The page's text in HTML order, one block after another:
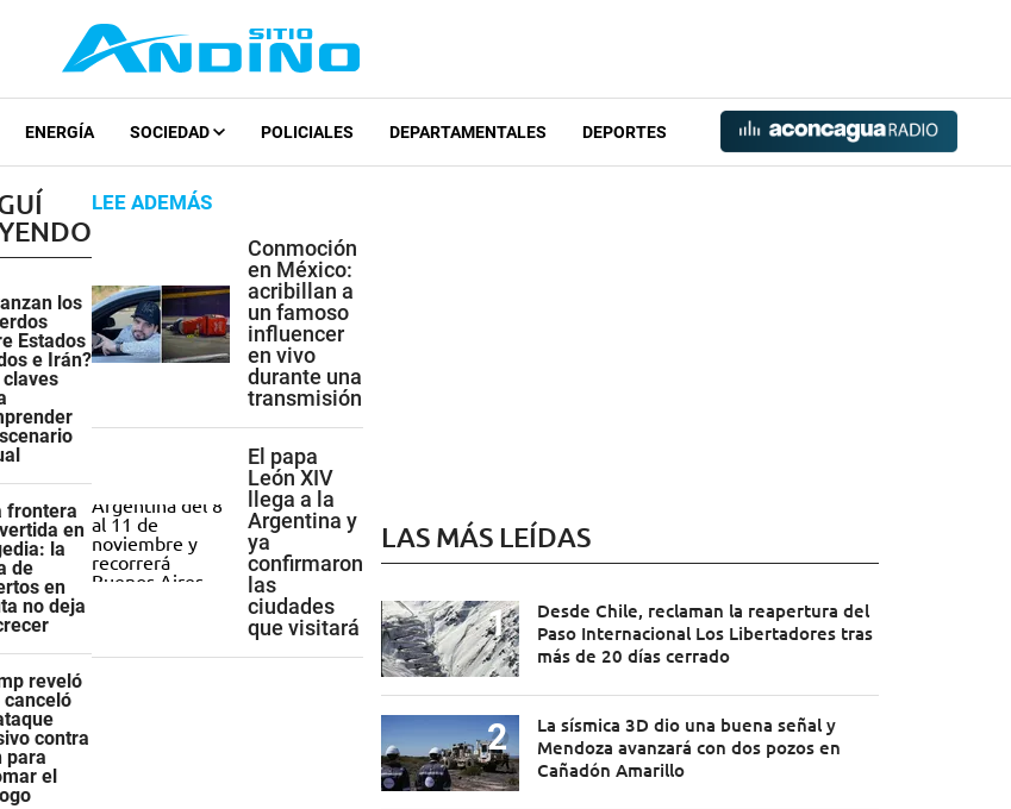
ENERGÍA SOCIEDAD POLICIALES DEPARTAMENTALES DEPORTES
los
Estados
e Irán?
claves
frontera
en
la
de
en
no deja
reveló
canceló
contra
para
el
LEE ADEMÁS
Conmoción
en México:
acribillan a
un famoso
influencer
en vivo
durante una
transmisión
El papa
León XIV
llega a la
Argentina y
ya
confirmaron
las
ciudades
que visitará
LAS MÁS LEÍDAS
Desde Chile, reclaman la reapertura del
Paso Internacional Los Libertadores tras
más de 20 días cerrado
La sísmica 3D dio una buena señal y
Mendoza avanzará con dos pozos en
Cañadón Amarillo